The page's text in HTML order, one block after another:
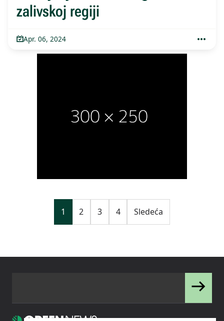
zalivskoj regiji
Apr. 06, 2024
1 2 3 4 Sledeća